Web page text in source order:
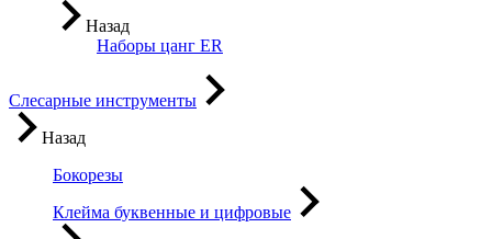
Назад
Наборы цанг ER
Слесарные инструменты
Назад
Бокорезы
Клейма буквенные и цифровые